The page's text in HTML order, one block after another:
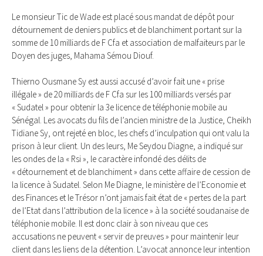
Le monsieur Tic de Wade est placé sous mandat de dépôt pour
détournement de deniers publics et de blanchiment portant sur la
somme de 10 milliards de F Cfa et association de malfaiteurs par le
Doyen des juges, Mahama Sémou Diouf.
Thierno Ousmane Sy est aussi accusé d’avoir fait une « prise
illégale » de 20 milliards de F Cfa sur les 100 milliards versés par
« Sudatel » pour obtenir la 3e licence de téléphonie mobile au
Sénégal. Les avocats du fils de l’ancien ministre de la Justice, Cheikh
Tidiane Sy, ont rejeté en bloc, les chefs d’inculpation qui ont valu la
prison à leur client. Un des leurs, Me Seydou Diagne, a indiqué sur
les ondes de la « Rsi », le caractère infondé des délits de
« détournement et de blanchiment » dans cette affaire de cession de
la licence à Sudatel. Selon Me Diagne, le ministère de l’Economie et
des Finances et le Trésor n’ont jamais fait état de « pertes de la part
de l’Etat dans l’attribution de la licence » à la société soudanaise de
téléphonie mobile. Il est donc clair à son niveau que ces
accusations ne peuvent « servir de preuves » pour maintenir leur
client dans les liens de la détention. L’avocat annonce leur intention